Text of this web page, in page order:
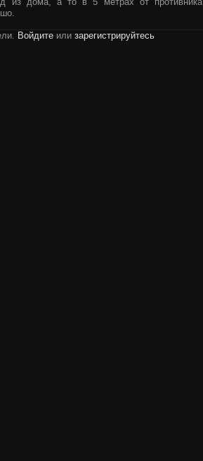
Войдите или зарегистрируйтесь